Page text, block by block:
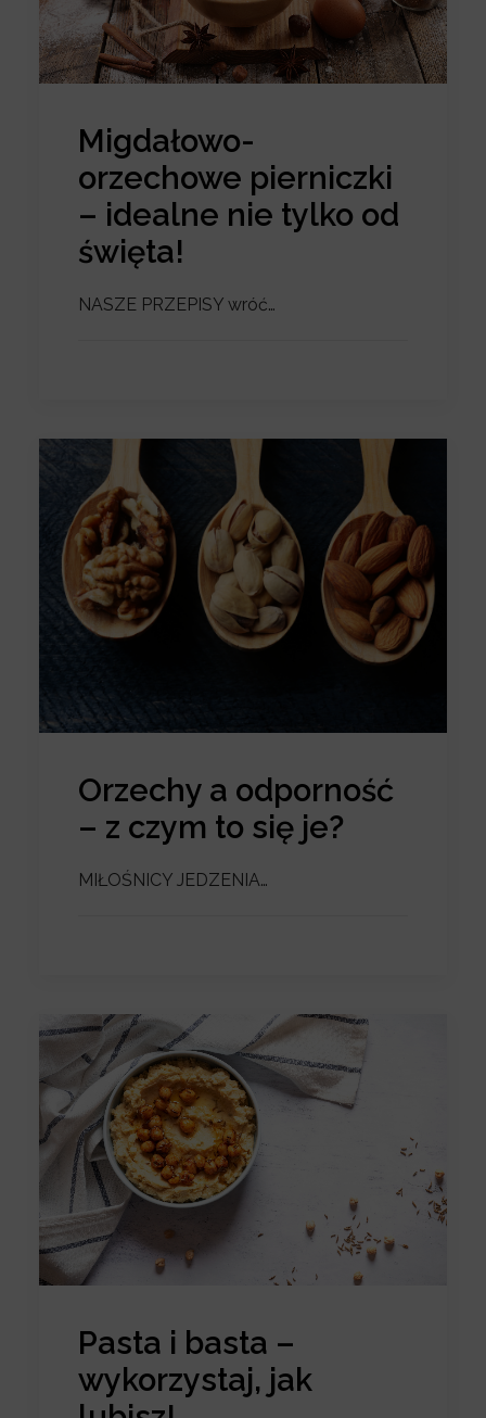
Migdałowo-
orzechowe pierniczki
– idealne nie tylko od
święta!
NASZE PRZEPISY wróć…
Orzechy a odporność
– z czym to się je?
MIŁOŚNICY JEDZENIA…
Pasta i basta –
wykorzystaj, jak